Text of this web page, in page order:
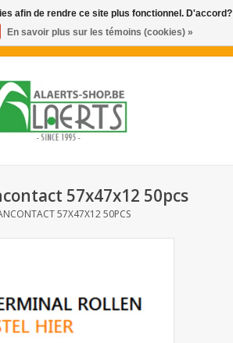
0 Articles - €0,00
57x47x12 50pcs
57X47X12 50PCS
afin de rendre ce site plus fonctionnel. D'accord?
En savoir plus sur les témoins (cookies) »